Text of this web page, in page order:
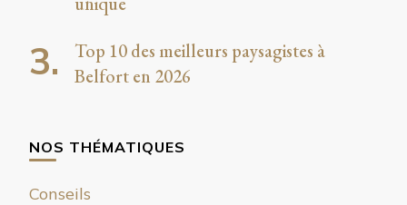
Top 10 des meilleurs paysagistes à
Belfort en 2026
NOS THÉMATIQUES
Conseils